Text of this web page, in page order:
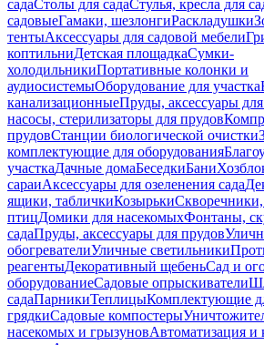
садаСтолы для садаСтулья, кресла для
садовыеГамаки, шезлонгиРаскладушки
тентыАксессуары для садовой мебели
коптильниДетская площадкаСумки-
холодильникиПортативные колонки и
аудиосистемыОборудование для участка
канализационныеПруды, аксессуары
насосы, стерилизаторы для прудов
прудовСтанции биологической очистки
комплектующие для оборудования
участкаДачные домаБеседкиБани
сараиАксессуары для озеленения сада
ящики, табличкиКозырьки
птицДомики для насекомыхФонтаны,
садаПруды, аксессуары для прудов
обогревателиУличные светильники
реагентыДекоративный щебеньСад и
оборудованиеСадовые опрыскиватели
садаПарникиТеплицыКомплектующие
грядкиСадовые компостеры
насекомых и грызуновАвтоматизация и